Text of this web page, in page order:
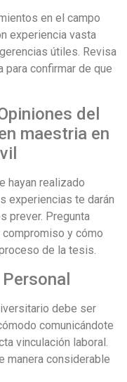
en el campo
experiencia vasta
útiles. Revisa
confirmar de que
del
maestria en
hayan realizado
experiencias te darán
prever. Pregunta
y cómo
de la tesis.
debe ser
comunicándote
vinculación laboral.
manera considerable